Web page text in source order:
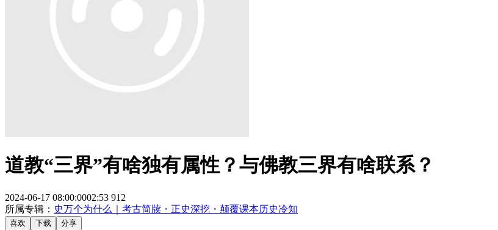
道教“三界”有啥独有属性？与佛教三界有啥联系？
2024-06-17 08:00:0002:53 912
所属专辑： 史万个为什么｜考古简牍・正史深挖・颠覆课本历史冷知
喜欢 下载 分享